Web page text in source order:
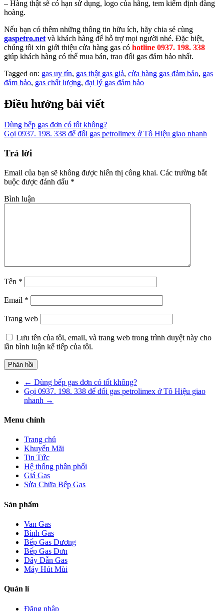
– Hàng thật sẽ có hạn sử dụng, logo của hãng, tem kiểm định đàng
hoàng.
Nếu bạn có thêm những thông tin hữu ích, hãy chia sẻ cùng
gaspetro.net và khách hàng để hỗ trợ mọi người nhé. Đặc biệt,
chúng tôi xin giới thiệu cửa hàng gas có hotline 0937. 198. 338
giúp khách hàng có thể mua bán, trao đổi gas đảm bảo nhất.
Tagged on: gas uy tín, gas thật gas giả, cửa hàng gas đảm bảo, gas
đảm bảo, gas chất lượng, đại lý gas đảm bảo
Điều hướng bài viết
Dùng bếp gas đơn có tốt không?
Gọi 0937. 198. 338 để đổi gas petrolimex ở Tô Hiệu giao nhanh
Trả lời
Email của bạn sẽ không được hiển thị công khai. Các trường bắt
buộc được đánh dấu *
Bình luận
Tên *
Email *
Trang web
Lưu tên của tôi, email, và trang web trong trình duyệt này cho
lần bình luận kế tiếp của tôi.
← Dùng bếp gas đơn có tốt không?
Gọi 0937. 198. 338 để đổi gas petrolimex ở Tô Hiệu giao
nhanh →
Menu chính
Trang chủ
Khuyến Mãi
Tin Tức
Hệ thống phân phối
Giá Gas
Sửa Chữa Bếp Gas
Sản phẩm
Van Gas
Bình Gas
Bếp Gas Dương
Bếp Gas Đơn
Dây Dẫn Gas
Máy Hút Mùi
Quản lí
Đăng nhập